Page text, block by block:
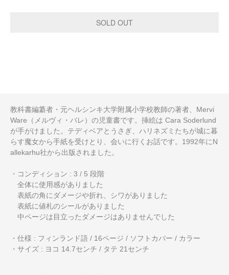
教科書編纂者・元ヘルシンキ大学附属小学校教師の著者、Mervi
Ware（メルヴィ・バレ）の児童書です。挿絵は Cara Soderlund
が手がけました。テディベアとうさぎ、ハリネズミたちが城に暮
らす魔女から手紙を受けとり、会いに行くお話です。1992年にN
allekarhu社から出版されました。
・コンディション : 3 / 5 段階
全体に使用感がありました
表紙の角にダメージや折れ、シワがありました
表紙に値札のシールがありました
中ページは目立ったダメージはありませんでした
・仕様 : フィンランド語 / 16ページ / ソフトカバー / カラー
・サイズ : ヨコ 14.7センチ / タテ 21センチ